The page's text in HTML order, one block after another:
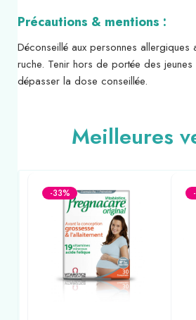
Précautions & mentions :
Déconseillé aux personnes allergiques
ruche. Tenir hors de portée des jeunes
dépasser la dose conseillée.
Meilleures
-33%